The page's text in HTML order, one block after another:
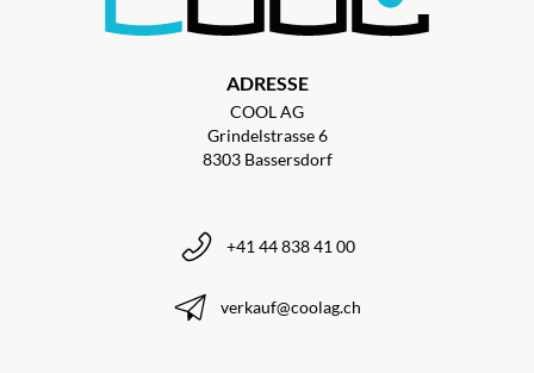
ADRESSE
COOL AG
Grindelstrasse 6
8303 Bassersdorf
+41 44 838 41 00
verkauf@coolag.ch